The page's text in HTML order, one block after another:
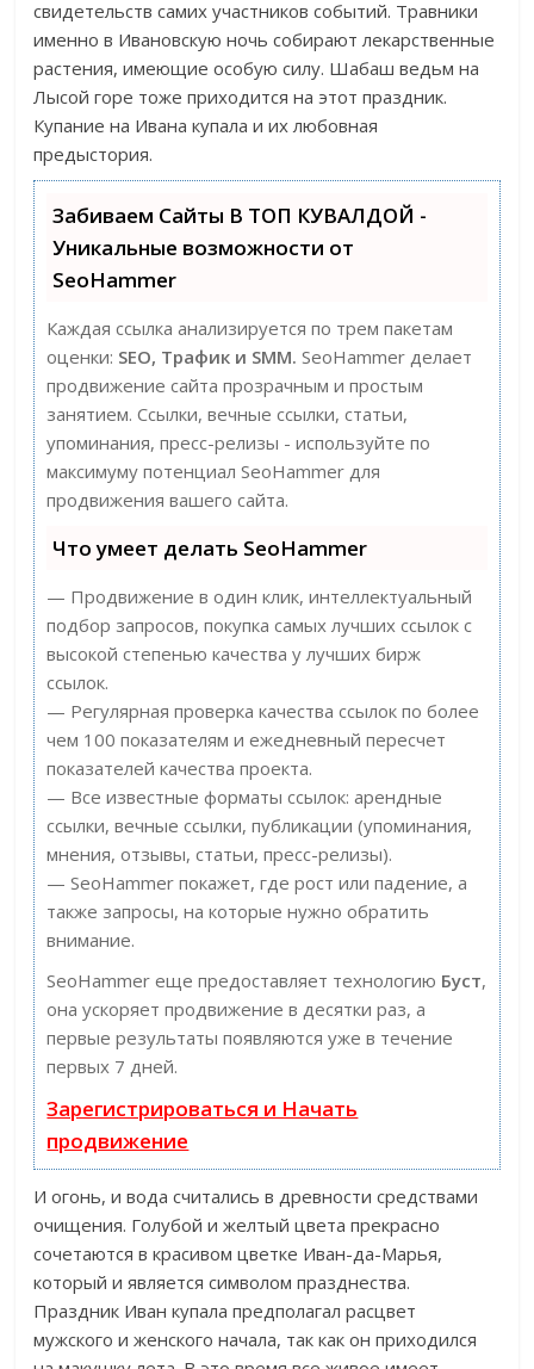
свидетельств самих участников событий. Травники
именно в Ивановскую ночь собирают лекарственные
растения, имеющие особую силу. Шабаш ведьм на
Лысой горе тоже приходится на этот праздник.
Купание на Ивана купала и их любовная
предыстория.
Забиваем Сайты В ТОП КУВАЛДОЙ -
Уникальные возможности от
SeoHammer
Каждая ссылка анализируется по трем пакетам
оценки: SEO, Трафик и SMM. SeoHammer делает
продвижение сайта прозрачным и простым
занятием. Ссылки, вечные ссылки, статьи,
упоминания, пресс-релизы - используйте по
максимуму потенциал SeoHammer для
продвижения вашего сайта.
Что умеет делать SeoHammer
— Продвижение в один клик, интеллектуальный
подбор запросов, покупка самых лучших ссылок с
высокой степенью качества у лучших бирж
ссылок.
— Регулярная проверка качества ссылок по более
чем 100 показателям и ежедневный пересчет
показателей качества проекта.
— Все известные форматы ссылок: арендные
ссылки, вечные ссылки, публикации (упоминания,
мнения, отзывы, статьи, пресс-релизы).
— SeoHammer покажет, где рост или падение, а
также запросы, на которые нужно обратить
внимание.
SeoHammer еще предоставляет технологию Буст,
она ускоряет продвижение в десятки раз, а
первые результаты появляются уже в течение
первых 7 дней.
Зарегистрироваться и Начать
продвижение
И огонь, и вода считались в древности средствами
очищения. Голубой и желтый цвета прекрасно
сочетаются в красивом цветке Иван-да-Марья,
который и является символом празднества.
Праздник Иван купала предполагал расцвет
мужского и женского начала, так как он приходился